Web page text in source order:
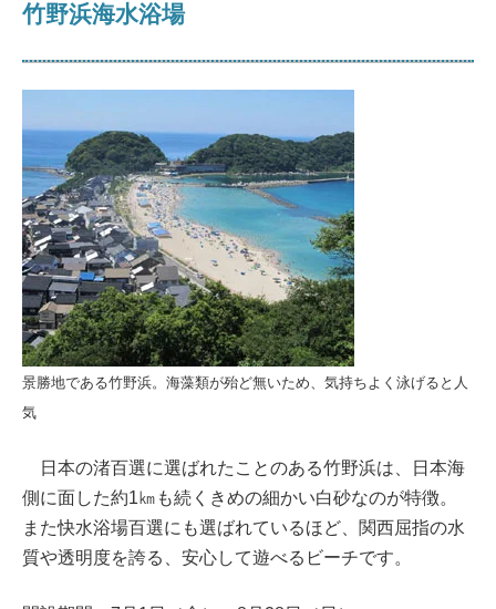
竹野浜海水浴場
景勝地である竹野浜。海藻類が殆ど無いため、気持ちよく泳げると人
気
日本の渚百選に選ばれたことのある竹野浜は、日本海
側に面した約1㎞も続くきめの細かい白砂なのが特徴。
また快水浴場百選にも選ばれているほど、関西屈指の水
質や透明度を誇る、安心して遊べるビーチです。